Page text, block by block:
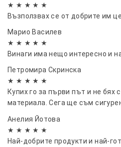
★ ★ ★ ★ ★
Възползвах се от добрите им
Марио Василев
★ ★ ★ ★ ★
Винаги има нещо интересно и
Петромира Скринска
★ ★ ★ ★ ★
Купих го за първи път и не бях
материала. Сега ще съм
Точно от каквото имах нужда
Анелия Йотова
★ ★ ★ ★ ★
Най-добрите продукти и най-